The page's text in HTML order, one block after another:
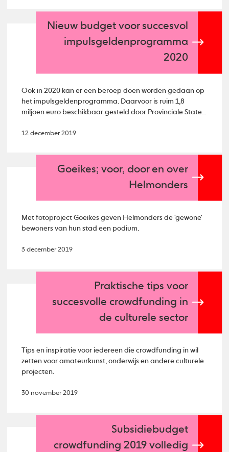
Nieuw budget voor succesvol
impulsgeldenprogramma
2020
Ook in 2020 kan er een beroep doen worden gedaan op
het impulsgeldenprogramma. Daarvoor is ruim 1,8
miljoen euro beschikbaar gesteld door Provinciale Staten
12 december 2019
Goeikes; voor, door en over
Helmonders
Met fotoproject Goeikes geven Helmonders de 'gewone'
bewoners van hun stad een podium.
3 december 2019
Praktische tips voor
succesvolle crowdfunding in
de culturele sector
Tips en inspiratie voor iedereen die crowdfunding in wil
zetten voor amateurkunst, onderwijs en andere culturele
projecten.
30 november 2019
Subsidiebudget
crowdfunding 2019 volledig